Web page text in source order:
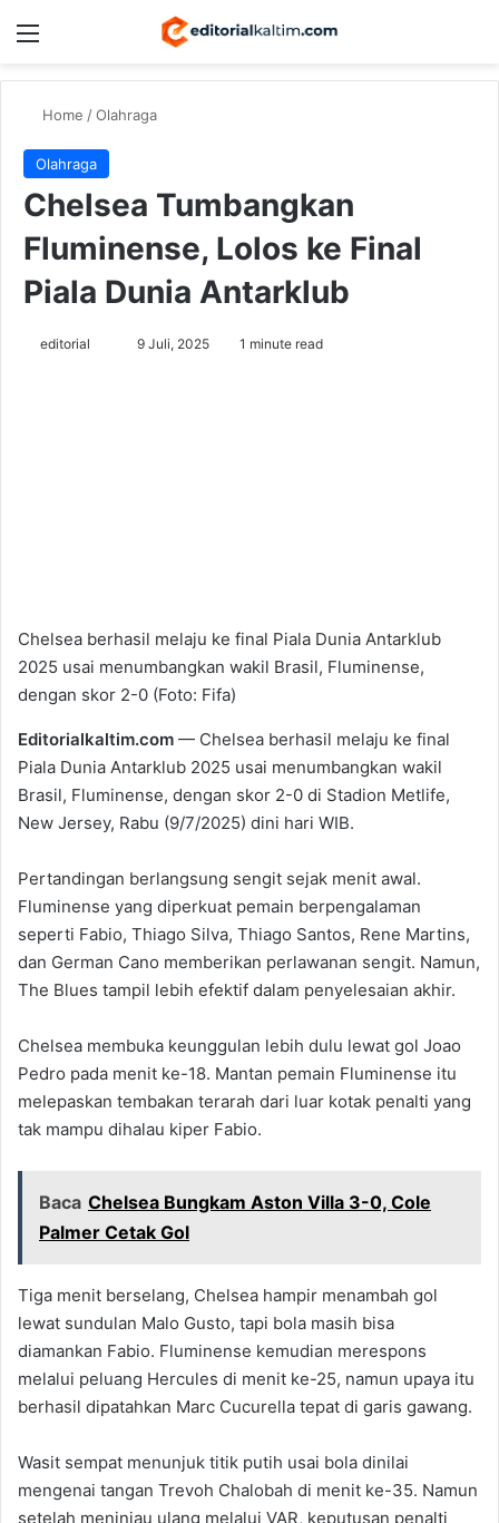
Menu
Home /Olahraga
Olahraga
Chelsea Tumbangkan
Fluminense, Lolos ke Final
Piala Dunia Antarklub
editorial
Send9 Juli, 2025 1 minute read
Chelsea berhasil melaju ke final Piala Dunia Antarklub
2025 usai menumbangkan wakil Brasil, Fluminense,
dengan skor 2-0 (Foto: Fifa)
Editorialkaltim.com — Chelsea berhasil melaju ke final
Piala Dunia Antarklub 2025 usai menumbangkan wakil
Brasil, Fluminense, dengan skor 2-0 di Stadion Metlife,
New Jersey, Rabu (9/7/2025) dini hari WIB.
Pertandingan berlangsung sengit sejak menit awal.
Fluminense yang diperkuat pemain berpengalaman
seperti Fabio, Thiago Silva, Thiago Santos, Rene Martins,
dan German Cano memberikan perlawanan sengit. Namun,
The Blues tampil lebih efektif dalam penyelesaian akhir.
Chelsea membuka keunggulan lebih dulu lewat gol Joao
Pedro pada menit ke-18. Mantan pemain Fluminense itu
melepaskan tembakan terarah dari luar kotak penalti yang
tak mampu dihalau kiper Fabio.
Baca Chelsea Bungkam Aston Villa 3-0, Cole
Palmer Cetak Gol
Tiga menit berselang, Chelsea hampir menambah gol
lewat sundulan Malo Gusto, tapi bola masih bisa
diamankan Fabio. Fluminense kemudian merespons
melalui peluang Hercules di menit ke-25, namun upaya itu
berhasil dipatahkan Marc Cucurella tepat di garis gawang.
Wasit sempat menunjuk titik putih usai bola dinilai
mengenai tangan Trevoh Chalobah di menit ke-35. Namun
setelah meninjau ulang melalui VAR, keputusan penalti